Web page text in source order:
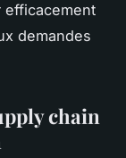
efficacement
demandes
chain